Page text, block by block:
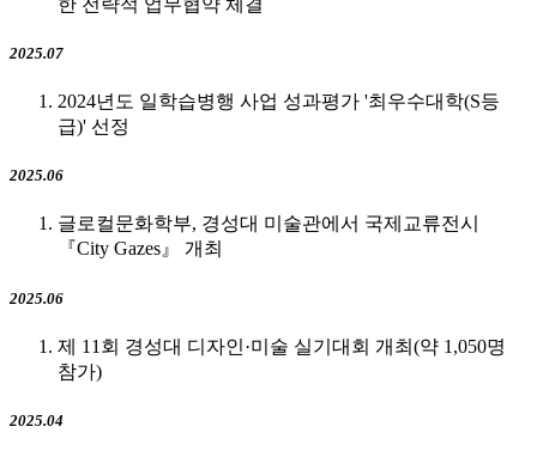
2025.07
2024년도 일학습병행 사업 성과평가 '최우수대학(S등
급)' 선정
2025.06
글로컬문화학부, 경성대 미술관에서 국제교류전시
『City Gazes』 개최
2025.06
제 11회 경성대 디자인·미술 실기대회 개최(약 1,050명
참가)
2025.04